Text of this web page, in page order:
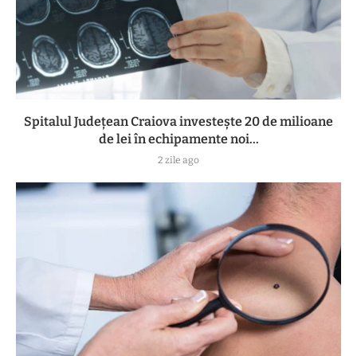
Spitalul Județean Craiova investește 20 de milioane
de lei în echipamente noi...
2 zile ago